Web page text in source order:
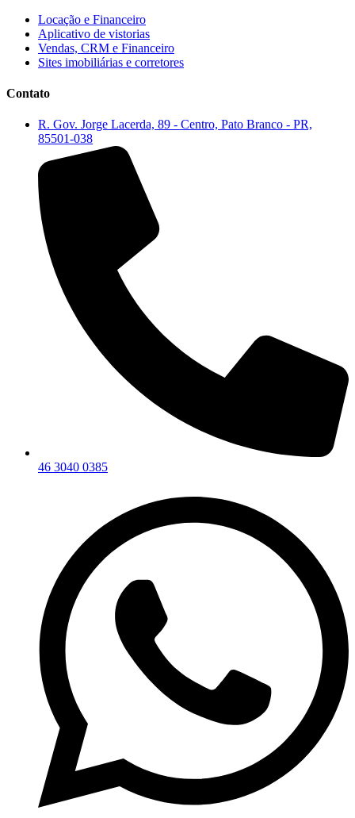
Locação e Financeiro
Aplicativo de vistorias
Vendas, CRM e Financeiro
Sites imobiliárias e corretores
Contato
R. Gov. Jorge Lacerda, 89 - Centro, Pato Branco - PR,
85501-038
46 3040 0385